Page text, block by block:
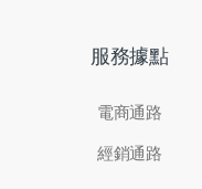
服務據點
電商通路
經銷通路